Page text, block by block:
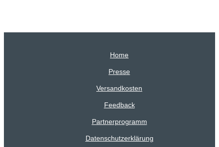
Home
Presse
Versandkosten
Feedback
Partnerprogramm
Datenschutzerklärung